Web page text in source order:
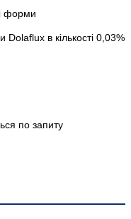
форми
Dolaflux в кількості 0,03%
по запиту